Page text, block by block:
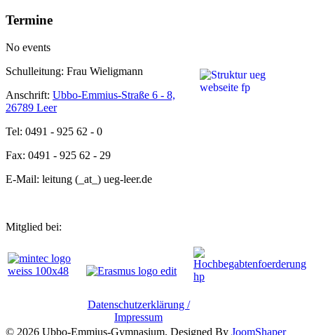
Termine
No events
Schulleitung: Frau Wieligmann
Anschrift: Ubbo-Emmius-Straße 6 - 8,
26789 Leer
Tel: 0491 - 925 62 - 0
Fax: 0491 - 925 62 - 29
E-Mail: leitung (_at_) ueg-leer.de
Mitglied bei:
Datenschutzerklärung /
Impressum
© 2026 Ubbo-Emmius-Gymnasium. Designed By JoomShaper